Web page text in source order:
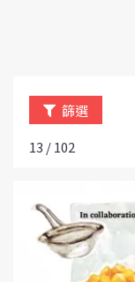
篩選
13 / 102